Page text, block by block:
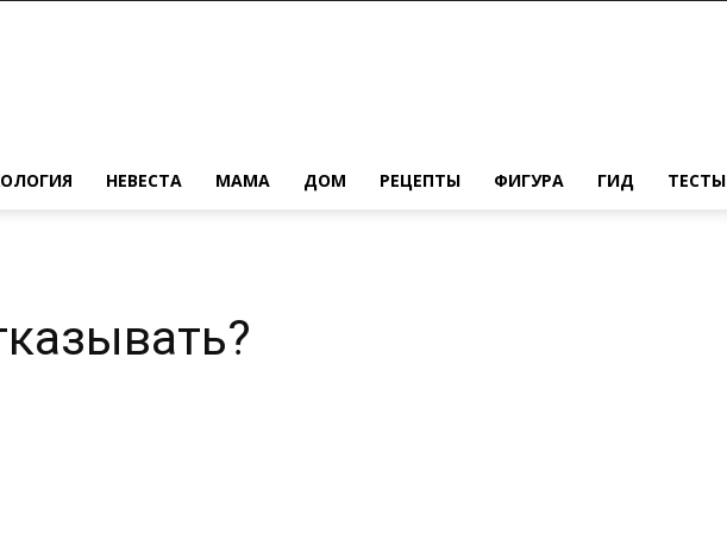
НЕВЕСТА МАМА ДОМ РЕЦЕПТЫ ФИГУРА ГИД ТЕСТЫ